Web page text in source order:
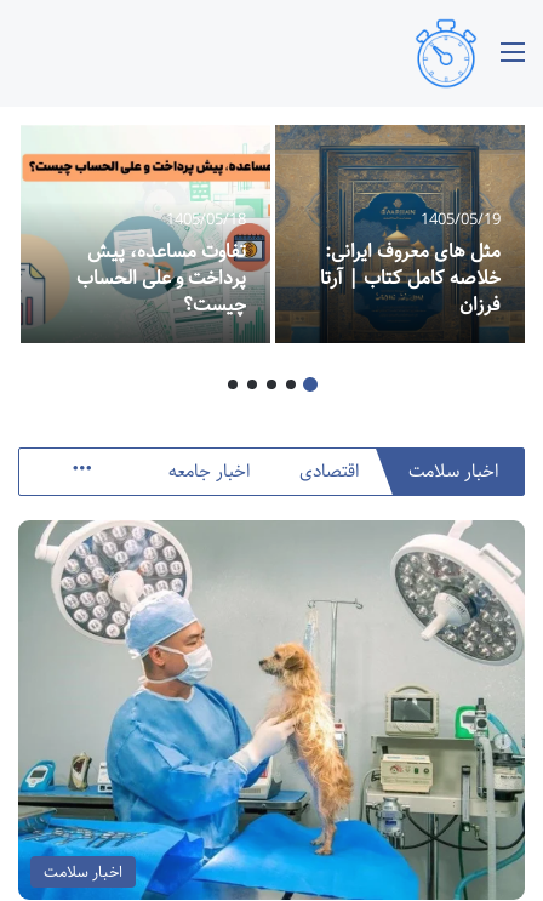
1405/05/19
مثل های معروف ایرانی:
خلاصه کامل کتاب | آرتا
فرزان
1405/05/18
تفاوت مساعده، پیش
پرداخت و علی الحساب
چیست؟
اخبار سلامت اقتصادی اخبار جامعه
اخبار سلامت